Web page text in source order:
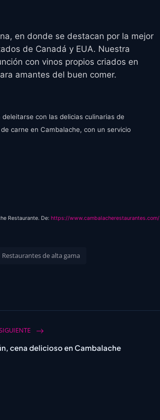
n
g
s
f
en donde se destacan por la mejor
de Canadá y EUA. Nuestra
con vinos propios criados en
amantes del buen comer.
con las delicias culinarias de
carne en Cambalache, con un servicio
Restaurante. De: https://www.cambalacherestaurantes.com/
Restaurantes de alta gama
cena delicioso en Cambalache